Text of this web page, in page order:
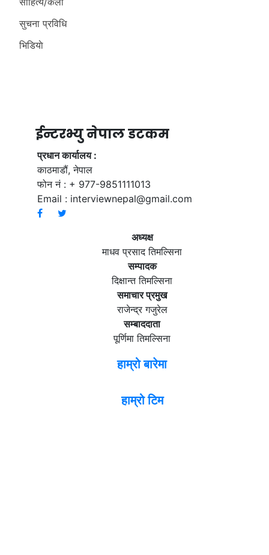
सुचना प्रविधि
भिडियाे
ईन्टरभ्यु नेपाल डटकम
प्रधान कार्यालय :
काठमाडौं, नेपाल
फोन नं : + 977-9851111013
Email : interviewnepal@gmail.com
अध्यक्ष
माधव प्रसाद तिमल्सिना
सम्पादक
दिक्षान्त तिमल्सिना
समाचार प्रमुख
राजेन्द्र गजुरेल
सम्बाददाता
पूर्णिमा तिमल्सिना
हाम्रो बारेमा
हाम्रो टिम